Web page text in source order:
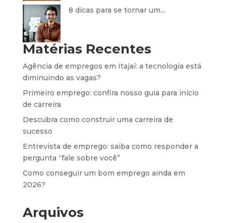
8 dicas para se tornar um...
Matérias Recentes
Agência de empregos em Itajaí: a tecnologia está
diminuindo as vagas?
Primeiro emprego: confira nosso guia para início
de carreira
Descubra como construir uma carreira de
sucesso
Entrevista de emprego: saiba como responder a
pergunta “fale sobre você”
Como conseguir um bom emprego ainda em
2026?
Arquivos